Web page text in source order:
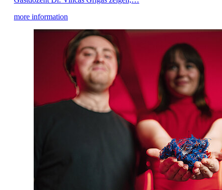
more information